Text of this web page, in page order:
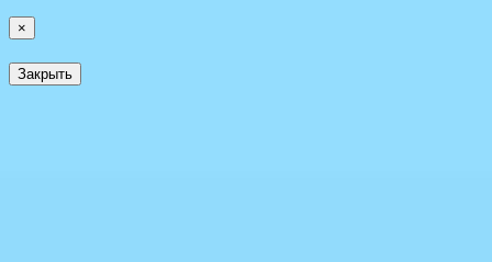
×
Закрыть